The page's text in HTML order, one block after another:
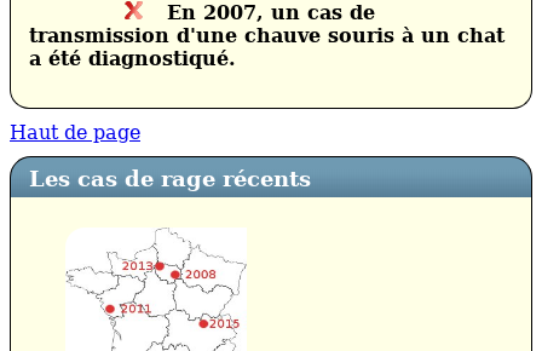
En 2007, un cas de
transmission d'une chauve souris à un chat
a été diagnostiqué.
Haut de page
Les cas de rage récents